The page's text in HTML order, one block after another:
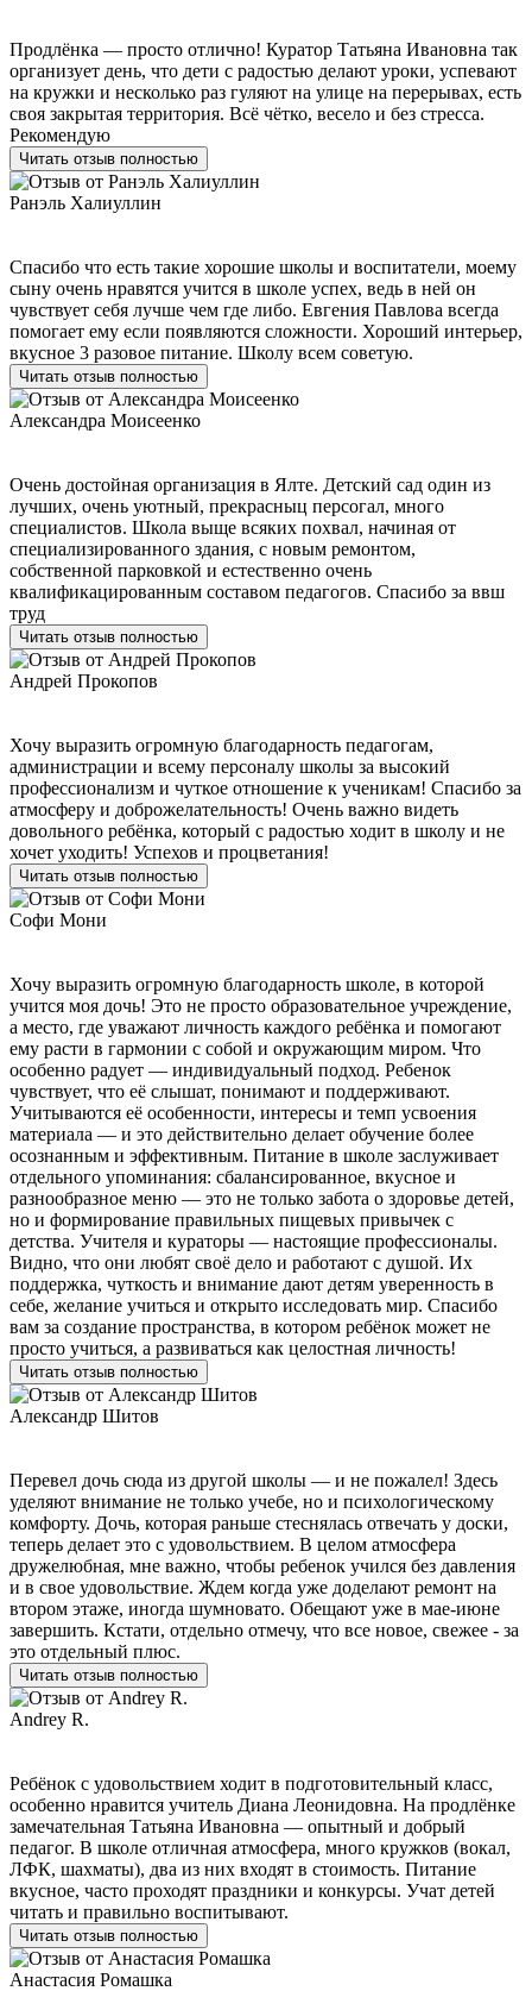
Продлёнка — просто отлично! Куратор Татьяна Ивановна так
организует день, что дети с радостью делают уроки, успевают
на кружки и несколько раз гуляют на улице на перерывах, есть
своя закрытая территория. Всё чётко, весело и без стресса.
Рекомендую
Читать отзыв полностью
Ранэль Халиуллин
Спасибо что есть такие хорошие школы и воспитатели, моему
сыну очень нравятся учится в школе успех, ведь в ней он
чувствует себя лучше чем где либо. Евгения Павлова всегда
помогает ему если появляются сложности. Хороший интерьер,
вкусное 3 разовое питание. Школу всем советую.
Читать отзыв полностью
Александра Моисеенко
Очень достойная организация в Ялте. Детский сад один из
лучших, очень уютный, прекрасныц персогал, много
специалистов. Школа выще всяких похвал, начиная от
специализированного здания, с новым ремонтом,
собственной парковкой и естественно очень
квалификацированным составом педагогов. Спасибо за ввш
труд
Читать отзыв полностью
Андрей Прокопов
Хочу выразить огромную благодарность педагогам,
администрации и всему персоналу школы за высокий
профессионализм и чуткое отношение к ученикам! Спасибо за
атмосферу и доброжелательность! Очень важно видеть
довольного ребёнка, который с радостью ходит в школу и не
хочет уходить! Успехов и процветания!
Читать отзыв полностью
Софи Мони
Хочу выразить огромную благодарность школе, в которой
учится моя дочь! Это не просто образовательное учреждение,
а место, где уважают личность каждого ребёнка и помогают
ему расти в гармонии с собой и окружающим миром. Что
особенно радует — индивидуальный подход. Ребенок
чувствует, что её слышат, понимают и поддерживают.
Учитываются её особенности, интересы и темп усвоения
материала — и это действительно делает обучение более
осознанным и эффективным. Питание в школе заслуживает
отдельного упоминания: сбалансированное, вкусное и
разнообразное меню — это не только забота о здоровье детей,
но и формирование правильных пищевых привычек с
детства. Учителя и кураторы — настоящие профессионалы.
Видно, что они любят своё дело и работают с душой. Их
поддержка, чуткость и внимание дают детям уверенность в
себе, желание учиться и открыто исследовать мир. Спасибо
вам за создание пространства, в котором ребёнок может не
просто учиться, а развиваться как целостная личность!
Читать отзыв полностью
Александр Шитов
Перевел дочь сюда из другой школы — и не пожалел! Здесь
уделяют внимание не только учебе, но и психологическому
комфорту. Дочь, которая раньше стеснялась отвечать у доски,
теперь делает это с удовольствием. В целом атмосфера
дружелюбная, мне важно, чтобы ребенок учился без давления
и в свое удовольствие. Ждем когда уже доделают ремонт на
втором этаже, иногда шумновато. Обещают уже в мае-июне
завершить. Кстати, отдельно отмечу, что все новое, свежее - за
это отдельный плюс.
Читать отзыв полностью
Andrey R.
Ребёнок с удовольствием ходит в подготовительный класс,
особенно нравится учитель Диана Леонидовна. На продлёнке
замечательная Татьяна Ивановна — опытный и добрый
педагог. В школе отличная атмосфера, много кружков (вокал,
ЛФК, шахматы), два из них входят в стоимость. Питание
вкусное, часто проходят праздники и конкурсы. Учат детей
читать и правильно воспитывают.
Читать отзыв полностью
Анастасия Ромашка